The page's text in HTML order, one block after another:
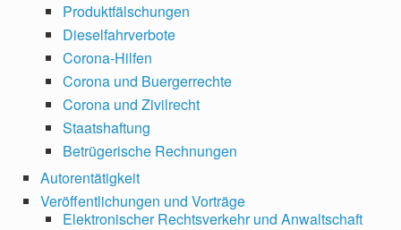
Produktfälschungen
Dieselfahrverbote
Corona-Hilfen
Corona und Buergerrechte
Corona und Zivilrecht
Staatshaftung
Betrügerische Rechnungen
Autorentätigkeit
Veröffentlichungen und Vorträge
Elektronischer Rechtsverkehr und Anwaltschaft